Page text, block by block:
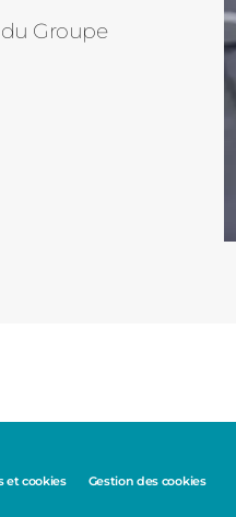
Groupe
et cookies Gestion des cookies